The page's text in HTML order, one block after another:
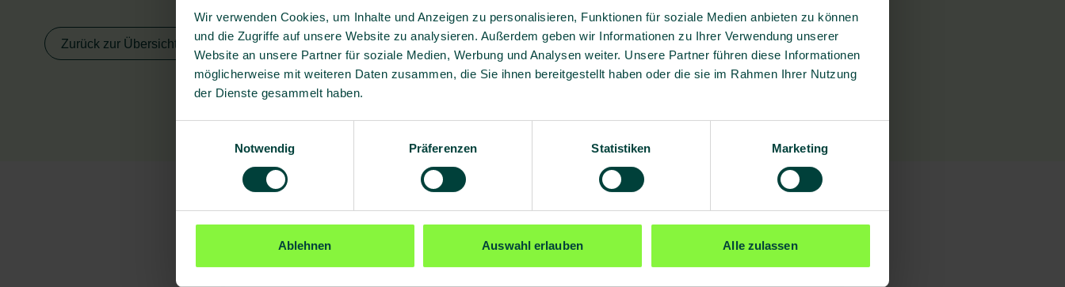
Wir verwenden Cookies, um Inhalte und Anzeigen zu personalisieren, Funktionen für soziale Medien anbieten zu können
und die Zugriffe auf unsere Website zu analysieren. Außerdem geben wir Informationen zu Ihrer Verwendung unserer
Website an unsere Partner für soziale Medien, Werbung und Analysen weiter. Unsere Partner führen diese Informationen
möglicherweise mit weiteren Daten zusammen, die Sie ihnen bereitgestellt haben oder die sie im Rahmen Ihrer Nutzung
der Dienste gesammelt haben.
Notwendig
Präferenzen Statistiken Marketing
Ablehnen Auswahl erlauben Alle zulassen
Zurück zur Übersicht Jetzt auf Stelle bewerben